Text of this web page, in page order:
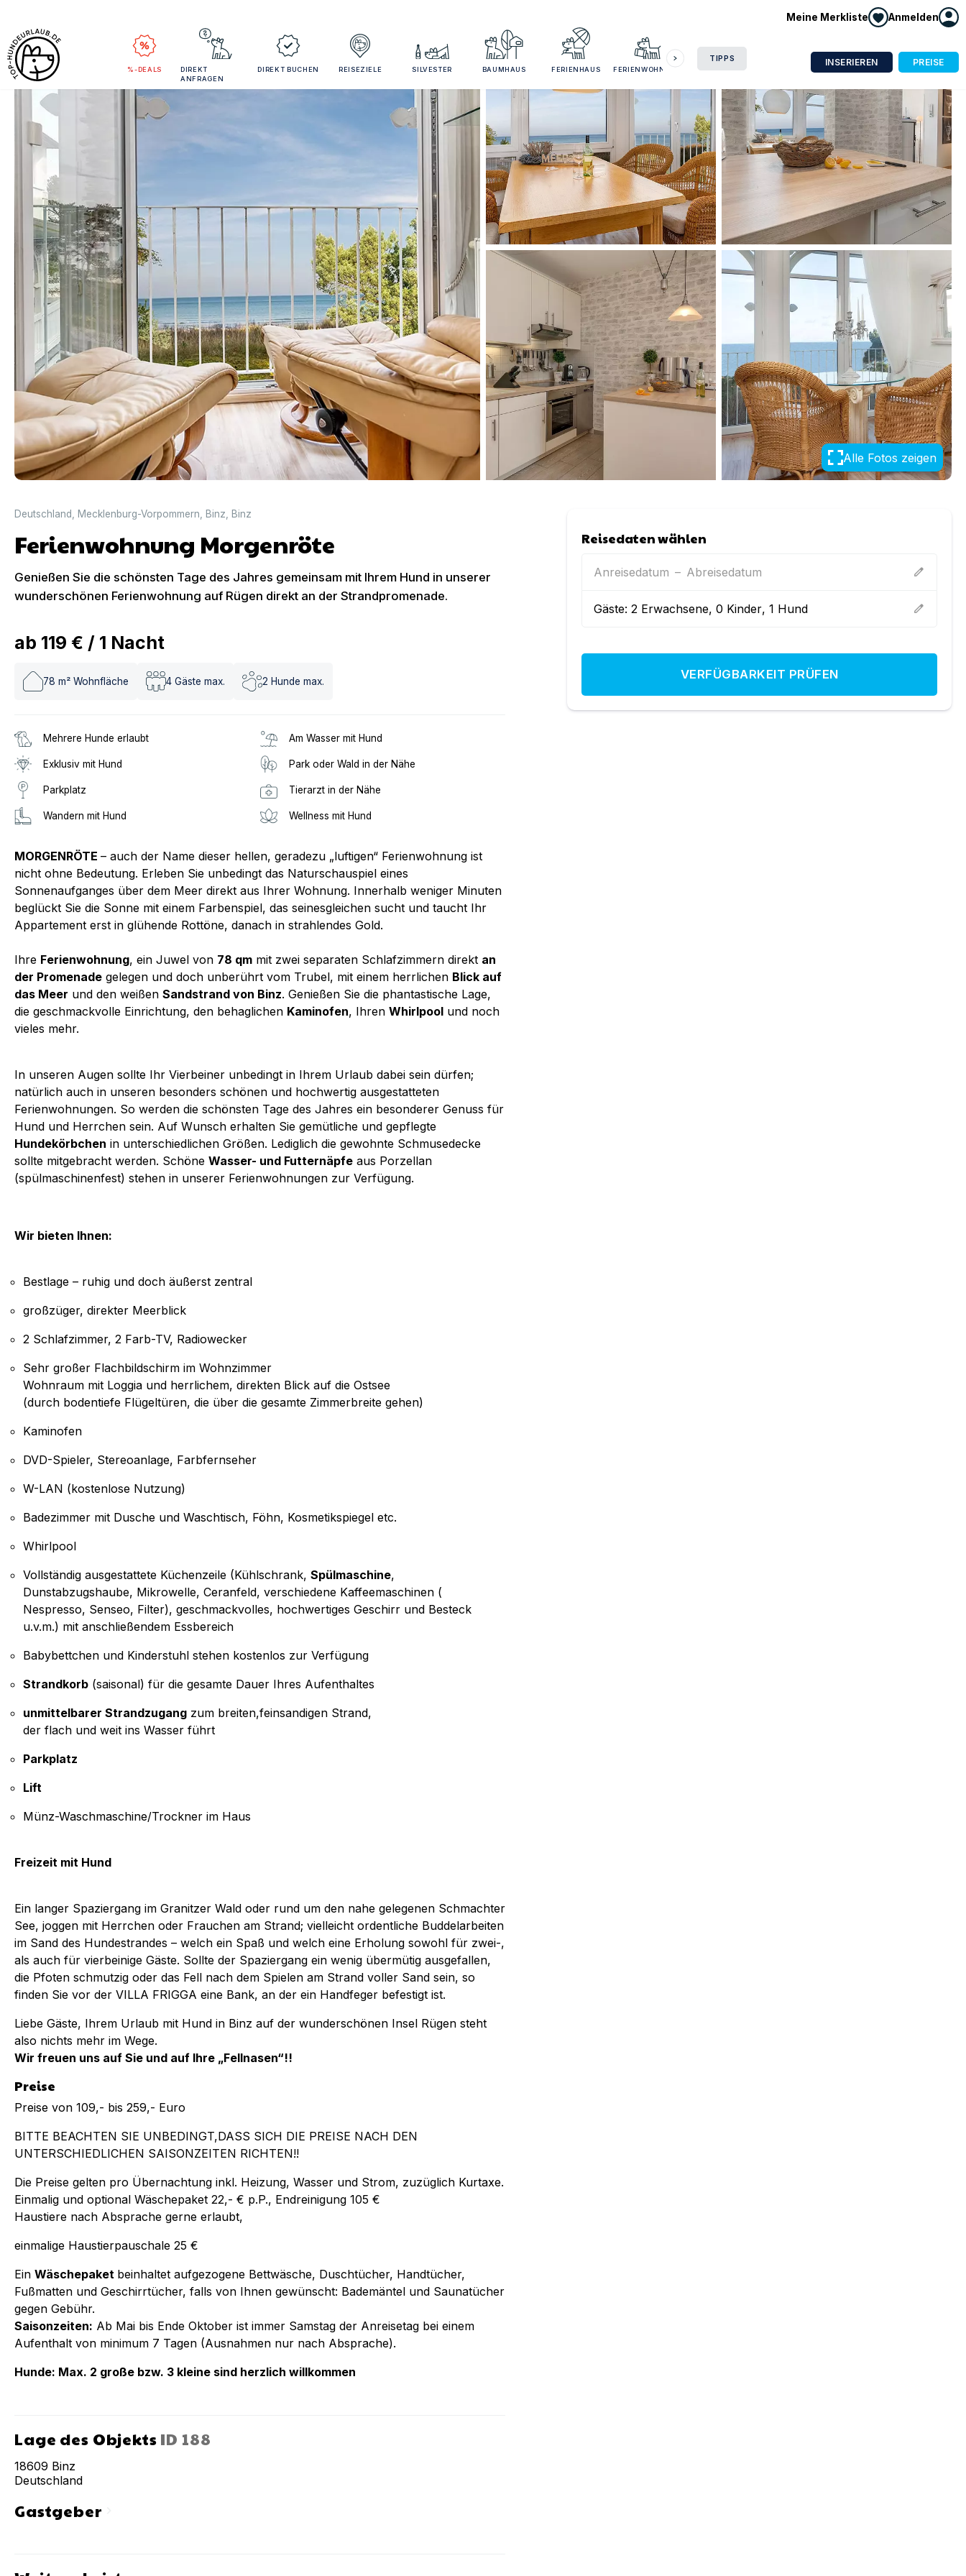
Meine Merkliste Anmelden
%-DEALS
DIREKT
ANFRAGEN
DIREKT BUCHEN REISEZIELE SILVESTER BAUMHAUS FERIENHAUS FERIENWOHNUNG
TIPPS INSERIEREN PREISE
Alle Fotos zeigen
Deutschland Mecklenburg-Vorpommern Binz Binz
Ferienwohnung Morgenröte
Genießen Sie die schönsten Tage des Jahres gemeinsam mit Ihrem Hund in unserer
wunderschönen Ferienwohnung auf Rügen direkt an der Strandpromenade.
ab 119 € / 1 Nacht
78 m² Wohnfläche 4 Gäste max. 2 Hunde max.
Mehrere Hunde erlaubt Am Wasser mit Hund
Exklusiv mit Hund Park oder Wald in der Nähe
Parkplatz Tierarzt in der Nähe
Wandern mit Hund Wellness mit Hund
MORGENRÖTE – auch der Name dieser hellen, geradezu „luftigen“ Ferienwohnung ist
nicht ohne Bedeutung. Erleben Sie unbedingt das Naturschauspiel eines
Sonnenaufganges über dem Meer direkt aus Ihrer Wohnung. Innerhalb weniger Minuten
beglückt Sie die Sonne mit einem Farbenspiel, das seinesgleichen sucht und taucht Ihr
Appartement erst in glühende Rottöne, danach in strahlendes Gold.
Ihre Ferienwohnung, ein Juwel von 78 qm mit zwei separaten Schlafzimmern direkt an
der Promenade gelegen und doch unberührt vom Trubel, mit einem herrlichen Blick auf
das Meer und den weißen Sandstrand von Binz. Genießen Sie die phantastische Lage,
die geschmackvolle Einrichtung, den behaglichen Kaminofen, Ihren Whirlpool und noch
vieles mehr.
In unseren Augen sollte Ihr Vierbeiner unbedingt in Ihrem Urlaub dabei sein dürfen;
natürlich auch in unseren besonders schönen und hochwertig ausgestatteten
Ferienwohnungen. So werden die schönsten Tage des Jahres ein besonderer Genuss für
Hund und Herrchen sein. Auf Wunsch erhalten Sie gemütliche und gepflegte
Hundekörbchen in unterschiedlichen Größen. Lediglich die gewohnte Schmusedecke
sollte mitgebracht werden. Schöne Wasser- und Futternäpfe aus Porzellan
(spülmaschinenfest) stehen in unserer Ferienwohnungen zur Verfügung.
Wir bieten Ihnen:
Bestlage – ruhig und doch äußerst zentral
großzüger, direkter Meerblick
2 Schlafzimmer, 2 Farb-TV, Radiowecker
Sehr großer Flachbildschirm im Wohnzimmer
Wohnraum mit Loggia und herrlichem, direkten Blick auf die Ostsee
(durch bodentiefe Flügeltüren, die über die gesamte Zimmerbreite gehen)
Kaminofen
DVD-Spieler, Stereoanlage, Farbfernseher
W-LAN (kostenlose Nutzung)
Badezimmer mit Dusche und Waschtisch, Föhn, Kosmetikspiegel etc.
Whirlpool
Vollständig ausgestattete Küchenzeile (Kühlschrank, Spülmaschine,
Dunstabzugshaube, Mikrowelle, Ceranfeld, verschiedene Kaffeemaschinen (
Nespresso, Senseo, Filter), geschmackvolles, hochwertiges Geschirr und Besteck
u.v.m.) mit anschließendem Essbereich
Babybettchen und Kinderstuhl stehen kostenlos zur Verfügung
Strandkorb (saisonal) für die gesamte Dauer Ihres Aufenthaltes
unmittelbarer Strandzugang zum breiten,feinsandigen Strand,
der flach und weit ins Wasser führt
Parkplatz
Lift
Münz-Waschmaschine/Trockner im Haus
Freizeit mit Hund
Ein langer Spaziergang im Granitzer Wald oder rund um den nahe gelegenen Schmachter
See, joggen mit Herrchen oder Frauchen am Strand; vielleicht ordentliche Buddelarbeiten
im Sand des Hundestrandes – welch ein Spaß und welch eine Erholung sowohl für zwei-,
als auch für vierbeinige Gäste. Sollte der Spaziergang ein wenig übermütig ausgefallen,
die Pfoten schmutzig oder das Fell nach dem Spielen am Strand voller Sand sein, so
finden Sie vor der VILLA FRIGGA eine Bank, an der ein Handfeger befestigt ist.
Liebe Gäste, Ihrem Urlaub mit Hund in Binz auf der wunderschönen Insel Rügen steht
also nichts mehr im Wege.
Wir freuen uns auf Sie und auf Ihre „Fellnasen“!!
Preise
Preise von 109,- bis 259,- Euro
BITTE BEACHTEN SIE UNBEDINGT,DASS SICH DIE PREISE NACH DEN
UNTERSCHIEDLICHEN SAISONZEITEN RICHTEN!!
Die Preise gelten pro Übernachtung inkl. Heizung, Wasser und Strom, zuzüglich Kurtaxe.
Einmalig und optional Wäschepaket 22,- € p.P., Endreinigung 105 €
Haustiere nach Absprache gerne erlaubt,
einmalige Haustierpauschale 25 €
Ein Wäschepaket beinhaltet aufgezogene Bettwäsche, Duschtücher, Handtücher,
Fußmatten und Geschirrtücher, falls von Ihnen gewünscht: Bademäntel und Saunatücher
gegen Gebühr.
Saisonzeiten: Ab Mai bis Ende Oktober ist immer Samstag der Anreisetag bei einem
Aufenthalt von minimum 7 Tagen (Ausnahmen nur nach Absprache).
Hunde: Max. 2 große bzw. 3 kleine sind herzlich willkommen
Lage des Objekts ID 188
18609 Binz
Deutschland
Gastgeberchevron_right
Reisedaten wählen
Anreisedatum – Abreisedatum edit
Gäste:2 Erwachsene,0 Kinder,1 Hund edit
VERFÜGBARKEIT PRÜFEN